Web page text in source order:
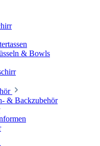
& Bowls
& Backzubehör